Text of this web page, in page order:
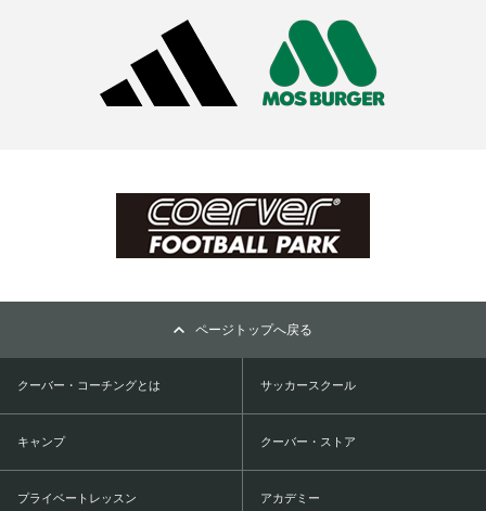
ページトップへ戻る
クーバー・コーチングとは サッカースクール
キャンプ クーバー・ストア
プライベートレッスン アカデミー